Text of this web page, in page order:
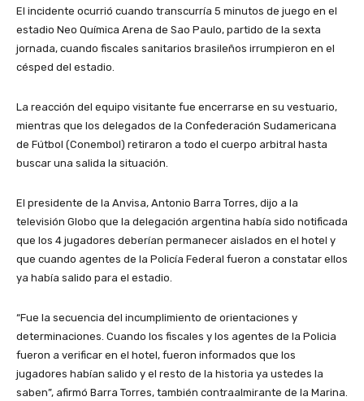
El incidente ocurrió cuando transcurría 5 minutos de juego en el
estadio Neo Química Arena de Sao Paulo, partido de la sexta
jornada, cuando fiscales sanitarios brasileños irrumpieron en el
césped del estadio.
La reacción del equipo visitante fue encerrarse en su vestuario,
mientras que los delegados de la Confederación Sudamericana
de Fútbol (Conembol) retiraron a todo el cuerpo arbitral hasta
buscar una salida la situación.
El presidente de la Anvisa, Antonio Barra Torres, dijo a la
televisión Globo que la delegación argentina había sido notificada
que los 4 jugadores deberían permanecer aislados en el hotel y
que cuando agentes de la Policía Federal fueron a constatar ellos
ya había salido para el estadio.
“Fue la secuencia del incumplimiento de orientaciones y
determinaciones. Cuando los fiscales y los agentes de la Policia
fueron a verificar en el hotel, fueron informados que los
jugadores habían salido y el resto de la historia ya ustedes la
saben”, afirmó Barra Torres, también contraalmirante de la Marina.